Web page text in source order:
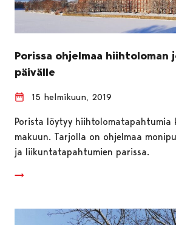
Porissa ohjelmaa hiihtoloman
päivälle
15 helmikuun, 2019
Porista löytyy hiihtolomatapahtumia
makuun. Tarjolla on ohjelmaa
ja liikuntatapahtumien parissa.